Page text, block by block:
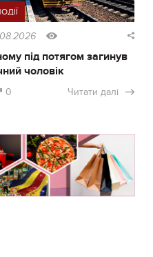
під потягом загинув
чоловік
0 Читати далі